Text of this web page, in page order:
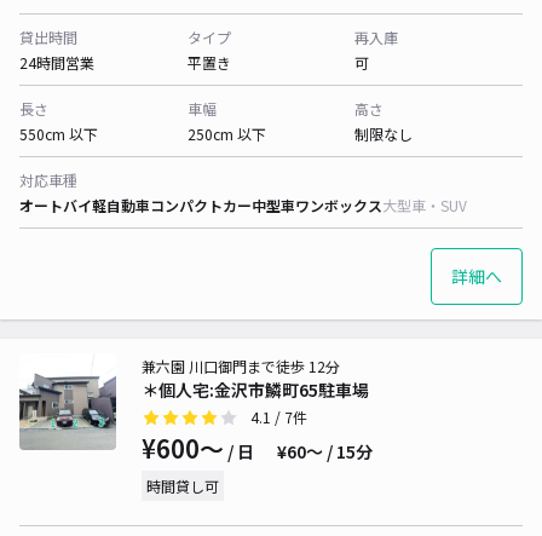
貸出時間
24時間営業
タイプ
平置き
再入庫
可
長さ
550cm 以下
車幅
250cm 以下
高さ
制限なし
対応車種
オートバイ軽自動車コンパクトカー中型車ワンボックス大型車・SUV
詳細へ
＊個人宅:金沢市鱗町65駐車場
兼六園 川口御門まで徒歩 12分
4.1 / 7件
¥600〜 / 日 ¥60〜 / 15分
時間貸し可